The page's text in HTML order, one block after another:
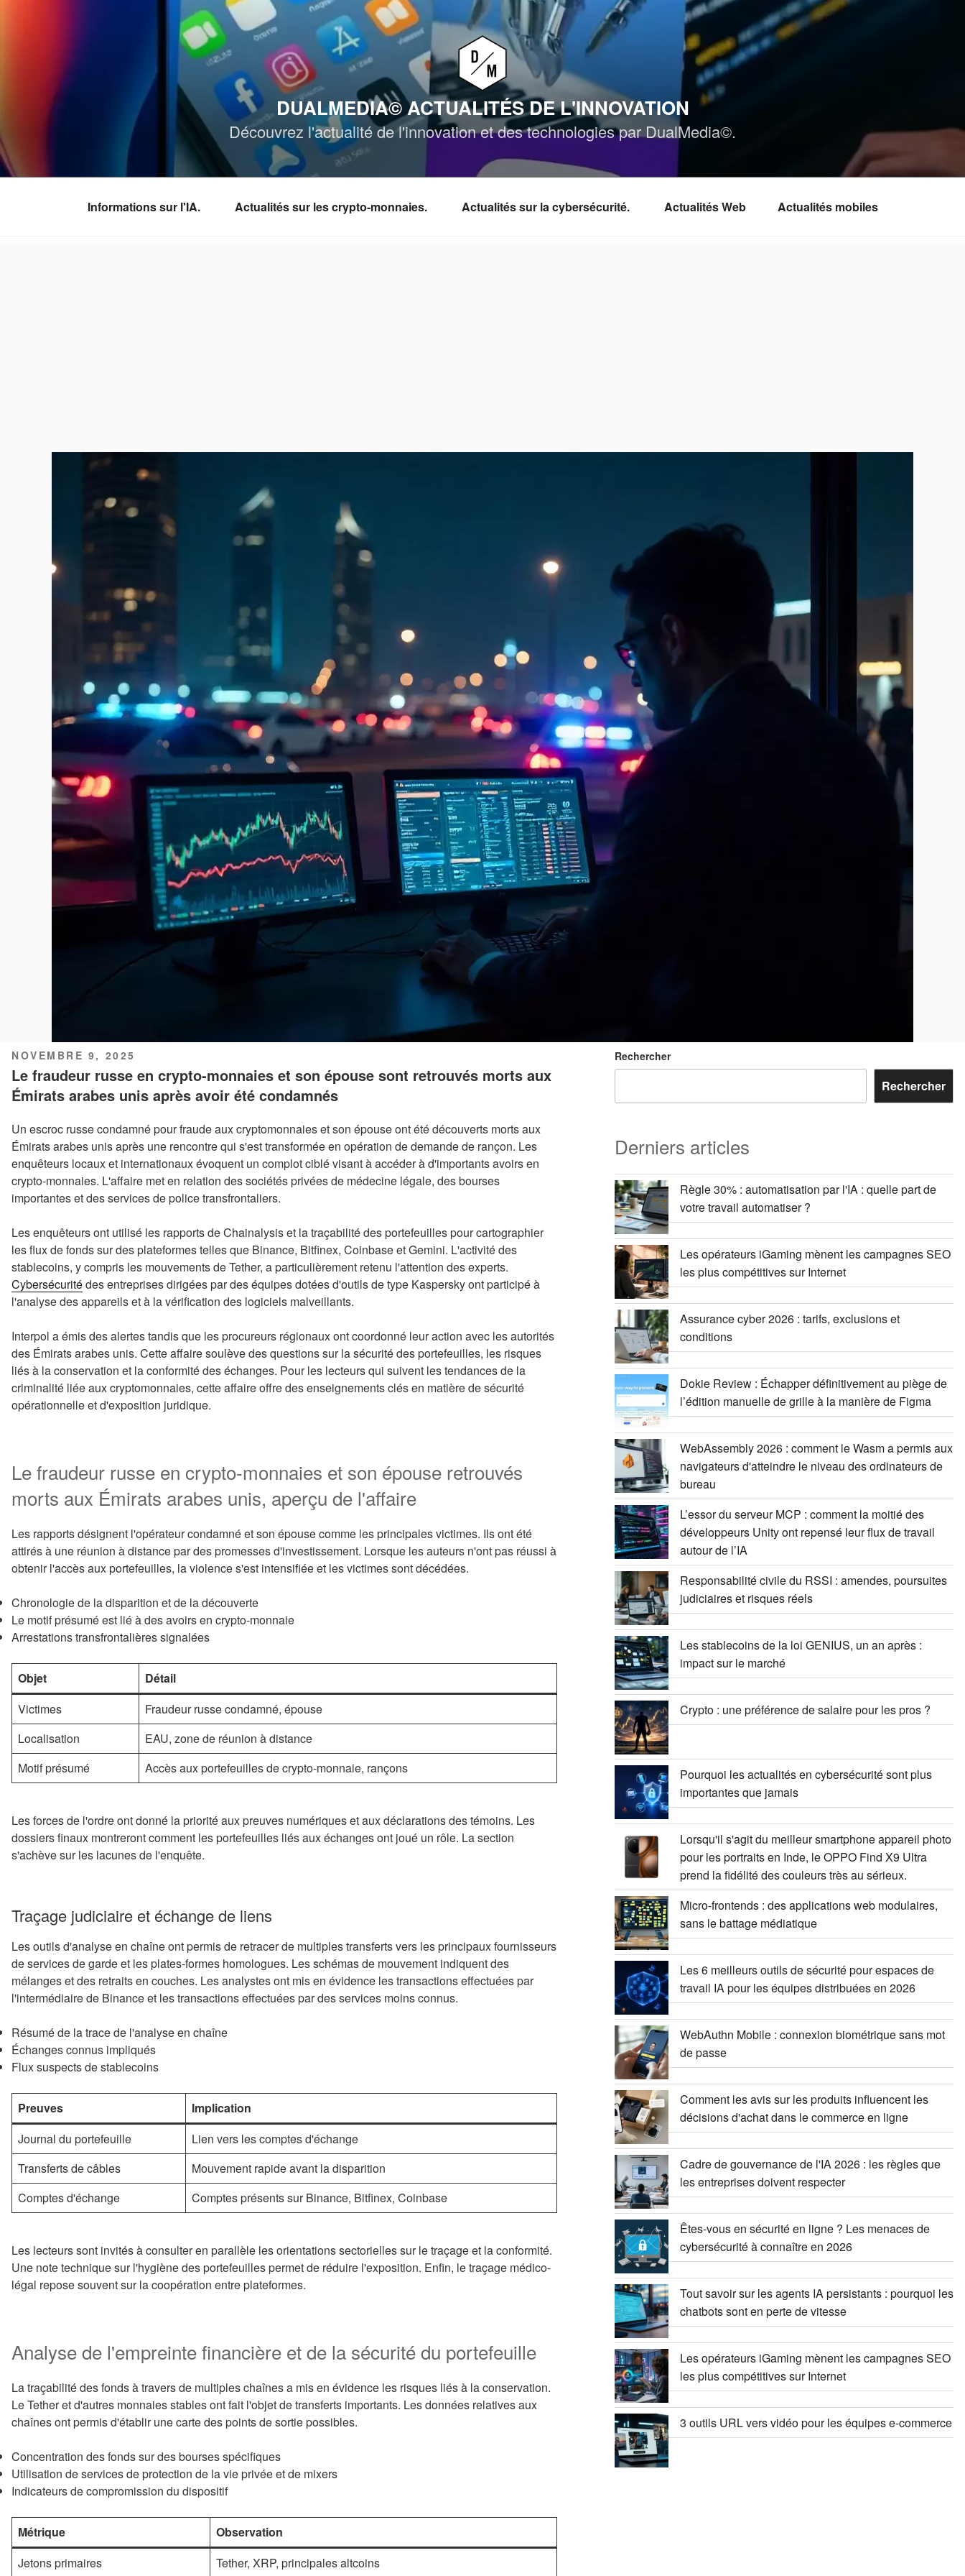
DUALMEDIA© ACTUALITÉS DE L'INNOVATION
Découvrez l'actualité de l'innovation et des technologies par DualMedia©.
Informations sur l'IA. Actualités sur les crypto-monnaies. Actualités sur la cybersécurité. Actualités Web Actualités mobiles
PUBLIÉ
LE
NOVEMBRE 9, 2025
Le fraudeur russe en crypto-monnaies et son épouse sont retrouvés morts aux
Émirats arabes unis après avoir été condamnés
Un escroc russe condamné pour fraude aux cryptomonnaies et son épouse ont été découverts morts aux
Émirats arabes unis après une rencontre qui s'est transformée en opération de demande de rançon. Les
enquêteurs locaux et internationaux évoquent un complot ciblé visant à accéder à d'importants avoirs en
crypto-monnaies. L'affaire met en relation des sociétés privées de médecine légale, des bourses
importantes et des services de police transfrontaliers.
Les enquêteurs ont utilisé les rapports de Chainalysis et la traçabilité des portefeuilles pour cartographier
les flux de fonds sur des plateformes telles que Binance, Bitfinex, Coinbase et Gemini. L'activité des
stablecoins, y compris les mouvements de Tether, a particulièrement retenu l'attention des experts.
Cybersécuritédes entreprises dirigées par des équipes dotées d'outils de type Kaspersky ont participé à
l'analyse des appareils et à la vérification des logiciels malveillants.
Interpol a émis des alertes tandis que les procureurs régionaux ont coordonné leur action avec les autorités
des Émirats arabes unis. Cette affaire soulève des questions sur la sécurité des portefeuilles, les risques
liés à la conservation et la conformité des échanges. Pour les lecteurs qui suivent les tendances de la
criminalité liée aux cryptomonnaies, cette affaire offre des enseignements clés en matière de sécurité
opérationnelle et d'exposition juridique.
Le fraudeur russe en crypto-monnaies et son épouse retrouvés
morts aux Émirats arabes unis, aperçu de l'affaire
Les rapports désignent l'opérateur condamné et son épouse comme les principales victimes. Ils ont été
attirés à une réunion à distance par des promesses d'investissement. Lorsque les auteurs n'ont pas réussi à
obtenir l'accès aux portefeuilles, la violence s'est intensifiée et les victimes sont décédées.
Chronologie de la disparition et de la découverte
Le motif présumé est lié à des avoirs en crypto-monnaie
Arrestations transfrontalières signalées
Objet
Détail
Victimes
Fraudeur russe condamné, épouse
Localisation
EAU, zone de réunion à distance
Motif présumé
Accès aux portefeuilles de crypto-monnaie, rançons
Les forces de l'ordre ont donné la priorité aux preuves numériques et aux déclarations des témoins. Les
dossiers finaux montreront comment les portefeuilles liés aux échanges ont joué un rôle. La section
s'achève sur les lacunes de l'enquête.
Traçage judiciaire et échange de liens
Les outils d'analyse en chaîne ont permis de retracer de multiples transferts vers les principaux fournisseurs
de services de garde et les plates-formes homologues. Les schémas de mouvement indiquent des
mélanges et des retraits en couches. Les analystes ont mis en évidence les transactions effectuées par
l'intermédiaire de Binance et les transactions effectuées par des services moins connus.
Résumé de la trace de l'analyse en chaîne
Échanges connus impliqués
Flux suspects de stablecoins
Preuves
Implication
Journal du portefeuille
Lien vers les comptes d'échange
Transferts de câbles
Mouvement rapide avant la disparition
Comptes d'échange
Comptes présents sur Binance, Bitfinex, Coinbase
Les lecteurs sont invités à consulter en parallèle les orientations sectorielles sur le traçage et la conformité.
Une note technique sur l'hygiène des portefeuilles permet de réduire l'exposition. Enfin, le traçage médico-
légal repose souvent sur la coopération entre plateformes.
Analyse de l'empreinte financière et de la sécurité du portefeuille
La traçabilité des fonds à travers de multiples chaînes a mis en évidence les risques liés à la conservation.
Le Tether et d'autres monnaies stables ont fait l'objet de transferts importants. Les données relatives aux
chaînes ont permis d'établir une carte des points de sortie possibles.
Concentration des fonds sur des bourses spécifiques
Utilisation de services de protection de la vie privée et de mixers
Indicateurs de compromission du dispositif
Métrique
Observation
Jetons primaires
Tether, XRP, principales altcoins
Rechercher
Rechercher
Derniers articles
Règle 30% : automatisation par l'IA : quelle part de
votre travail automatiser ?
Les opérateurs iGaming mènent les campagnes SEO
les plus compétitives sur Internet
Assurance cyber 2026 : tarifs, exclusions et
conditions
Dokie Review : Échapper définitivement au piège de
l’édition manuelle de grille à la manière de Figma
WebAssembly 2026 : comment le Wasm a permis aux
navigateurs d'atteindre le niveau des ordinateurs de
bureau
L’essor du serveur MCP : comment la moitié des
développeurs Unity ont repensé leur flux de travail
autour de l’IA
Responsabilité civile du RSSI : amendes, poursuites
judiciaires et risques réels
Les stablecoins de la loi GENIUS, un an après :
impact sur le marché
Crypto : une préférence de salaire pour les pros ?
Pourquoi les actualités en cybersécurité sont plus
importantes que jamais
Lorsqu'il s'agit du meilleur smartphone appareil photo
pour les portraits en Inde, le OPPO Find X9 Ultra
prend la fidélité des couleurs très au sérieux.
Micro-frontends : des applications web modulaires,
sans le battage médiatique
Les 6 meilleurs outils de sécurité pour espaces de
travail IA pour les équipes distribuées en 2026
WebAuthn Mobile : connexion biométrique sans mot
de passe
Comment les avis sur les produits influencent les
décisions d'achat dans le commerce en ligne
Cadre de gouvernance de l'IA 2026 : les règles que
les entreprises doivent respecter
Êtes-vous en sécurité en ligne ? Les menaces de
cybersécurité à connaître en 2026
Tout savoir sur les agents IA persistants : pourquoi les
chatbots sont en perte de vitesse
Les opérateurs iGaming mènent les campagnes SEO
les plus compétitives sur Internet
3 outils URL vers vidéo pour les équipes e-commerce